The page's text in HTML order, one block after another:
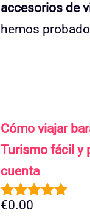
accesorios de
hemos
Cómo viajar
Turismo fácil y
cuenta
5.00de 5
€0.00